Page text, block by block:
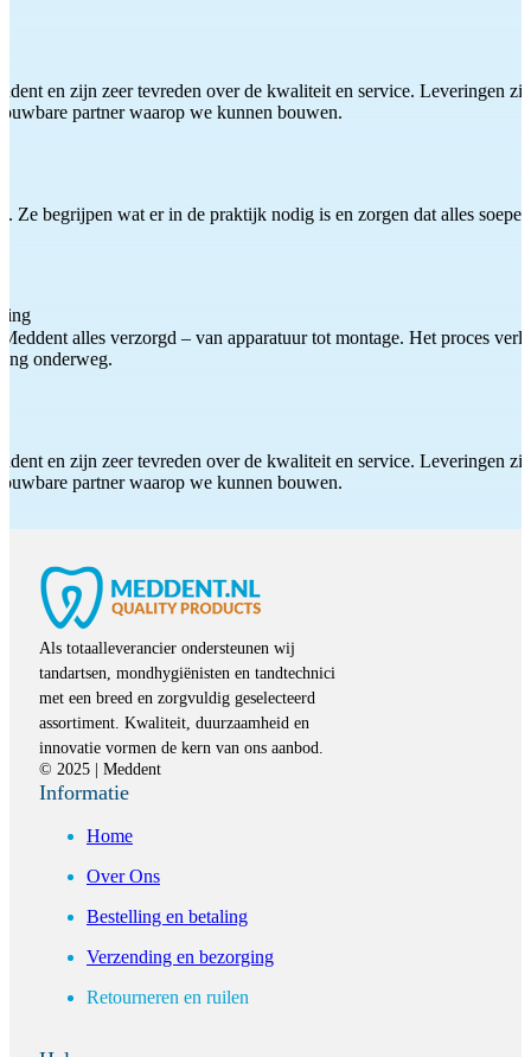
en zijn zeer tevreden over de kwaliteit en service. Leveringen
partner waarop we kunnen bouwen.
Ze begrijpen wat er in de praktijk nodig is en zorgen dat alles
alles verzorgd – van apparatuur tot montage. Het proces
onderweg.
en zijn zeer tevreden over de kwaliteit en service. Leveringen
partner waarop we kunnen bouwen.
Als totaalleverancier ondersteunen wij
tandartsen, mondhygiënisten en tandtechnici
met een breed en zorgvuldig geselecteerd
assortiment. Kwaliteit, duurzaamheid en
innovatie vormen de kern van ons aanbod.
© 2025 | Meddent
Informatie
Home
Over Ons
Bestelling en betaling
Verzending en bezorging
Retourneren en ruilen